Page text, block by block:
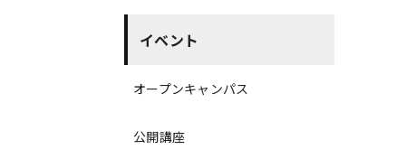
イベント
オープンキャンパス
公開講座